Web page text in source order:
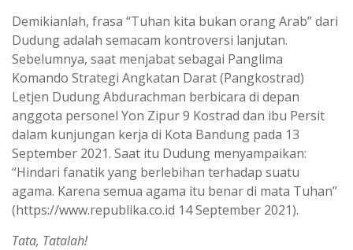
Demikianlah, frasa “Tuhan kita bukan orang Arab” dari
Dudung adalah semacam kontroversi lanjutan.
Sebelumnya, saat menjabat sebagai Panglima
Komando Strategi Angkatan Darat (Pangkostrad)
Letjen Dudung Abdurachman berbicara di depan
anggota personel Yon Zipur 9 Kostrad dan ibu Persit
dalam kunjungan kerja di Kota Bandung pada 13
September 2021. Saat itu Dudung menyampaikan:
“Hindari fanatik yang berlebihan terhadap suatu
agama. Karena semua agama itu benar di mata Tuhan”
(https://www.republika.co.id 14 September 2021).
Tata, Tatalah!